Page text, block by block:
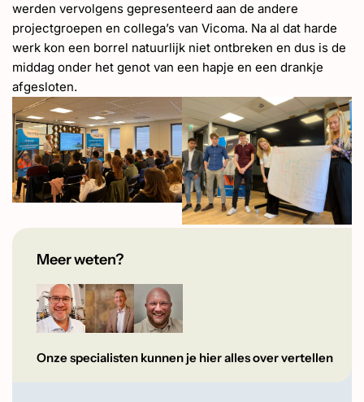
werden vervolgens gepresenteerd aan de andere
projectgroepen en collega’s van Vicoma. Na al dat harde
werk kon een borrel natuurlijk niet ontbreken en dus is de
middag onder het genot van een hapje en een drankje
afgesloten.
Meer weten?
Onze specialisten kunnen je hier alles over vertellen